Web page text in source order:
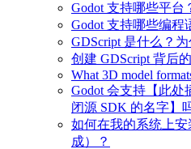
Godot 支持哪些平台
Godot 支持哪些编程
GDScript 是什么？
创建 GDScript 背后
What 3D model
Godot 会支持【此处
闭源 SDK 的名字】
如何在我的系统上
成）？